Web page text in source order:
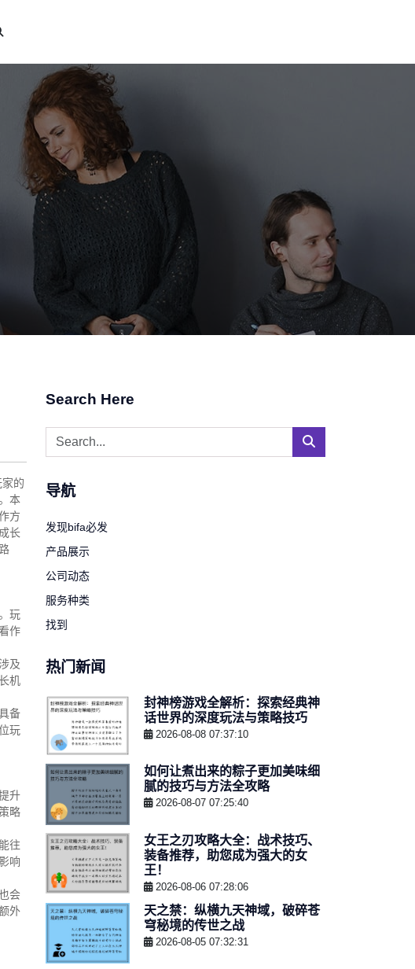
的
本
方
长
玩
作
及
机
备
玩
升
略
往
响
会
外
Search Here
导航
发现bifa必发
产品展示
公司动态
服务种类
找到
热门新闻
封神榜游戏全解析：探索经典神
话世界的深度玩法与策略技巧
2026-08-08 07:37:10
如何让煮出来的粽子更加美味细
腻的技巧与方法全攻略
2026-08-07 07:25:40
女王之刃攻略大全：战术技巧、
装备推荐，助您成为强大的女
王！
2026-08-06 07:28:06
天之禁：纵横九天神域，破碎苍
穹秘境的传世之战
2026-08-05 07:32:31